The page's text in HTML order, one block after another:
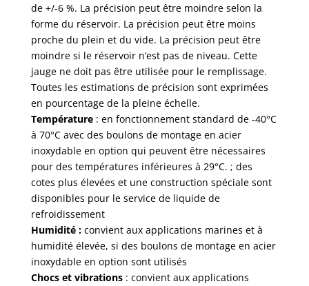
de +/-6 %. La précision peut être moindre selon la
forme du réservoir. La précision peut être moins
proche du plein et du vide. La précision peut être
moindre si le réservoir n’est pas de niveau. Cette
jauge ne doit pas être utilisée pour le remplissage.
Toutes les estimations de précision sont exprimées
en pourcentage de la pleine échelle.
Température : en fonctionnement standard de -40°C
à 70°C avec des boulons de montage en acier
inoxydable en option qui peuvent être nécessaires
pour des températures inférieures à 29°C. ; des
cotes plus élevées et une construction spéciale sont
disponibles pour le service de liquide de
refroidissement
Humidité : convient aux applications marines et à
humidité élevée, si des boulons de montage en acier
inoxydable en option sont utilisés
Chocs et vibrations : convient aux applications